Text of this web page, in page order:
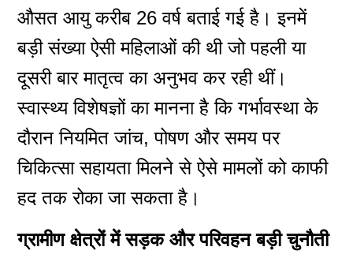
औसत आयु करीब 26 वर्ष बताई गई है। इनमें
बड़ी संख्या ऐसी महिलाओं की थी जो पहली या
दूसरी बार मातृत्व का अनुभव कर रही थीं।
स्वास्थ्य विशेषज्ञों का मानना है कि गर्भावस्था के
दौरान नियमित जांच, पोषण और समय पर
चिकित्सा सहायता मिलने से ऐसे मामलों को काफी
हद तक रोका जा सकता है।
ग्रामीण क्षेत्रों में सड़क और परिवहन बड़ी चुनौती